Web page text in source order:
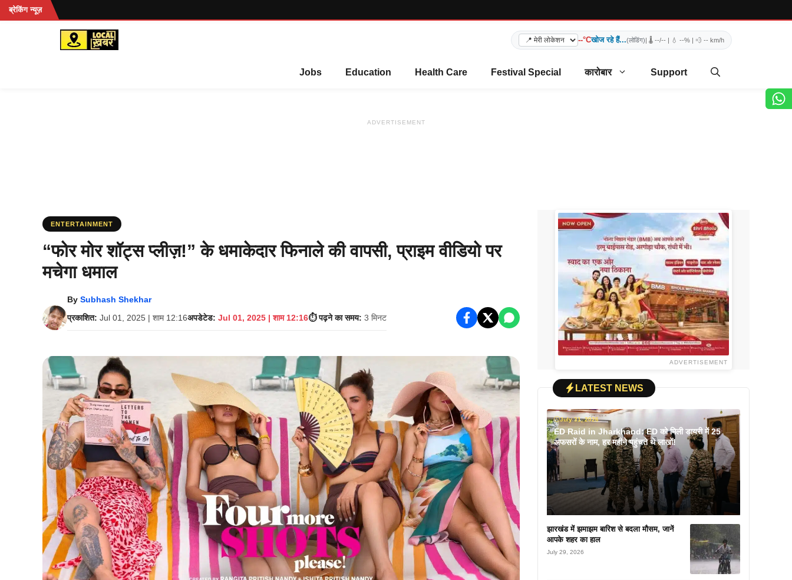
Skip
to
ब्रेकिंग न्यूज़
--°Cखोज रहे हैं...(लोडिंग)| 🌡️ --/-- | 💧 --% | 💨 -- km/h
Jobs Education Health Care Festival Special कारोबार Support
ADVERTISEMENT
ENTERTAINMENT
“फोर मोर शॉट्स प्लीज़!” के धमाकेदार फिनाले की वापसी, प्राइम वीडियो पर
मचेगा धमाल
By Subhash Shekhar
प्रकाशित: Jul 01, 2025 | शाम 12:16अपडेटेड: Jul 01, 2025 | शाम 12:16⏱️ पढ़ने का समय: 3 मिनट
ADVERTISEMENT
LATEST NEWS
July 31, 2026
ED Raid in Jharkhand: ED को मिली डायरी में 25
अफसरों के नाम, हर महीने पहुंचते थे लाखों!
झारखंड में झमाझम बारिश से बदला मौसम, जानें
आपके शहर का हाल
July 29, 2026